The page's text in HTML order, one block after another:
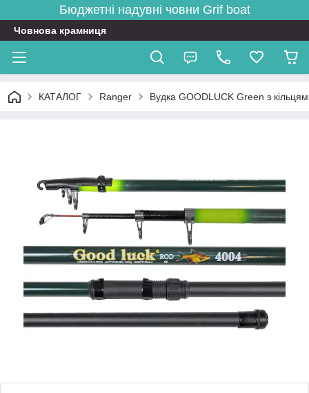
Бюджетні надувні човни Grif boat
Човнова крамниця
КАТАЛОГ Ranger Вудка GOODLUCK Green з